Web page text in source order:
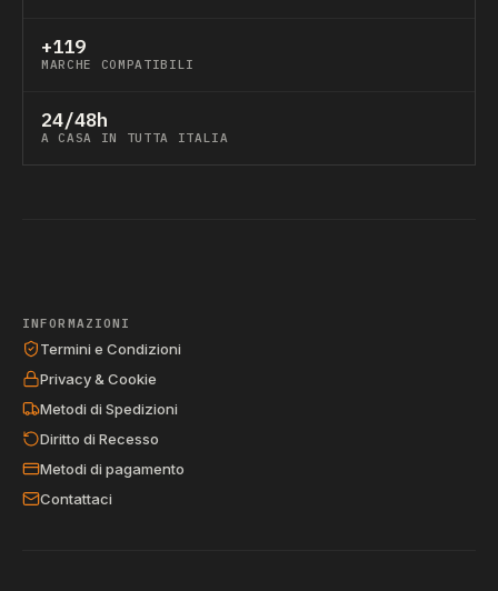
+119
MARCHE COMPATIBILI
24/48h
A CASA IN TUTTA ITALIA
INFORMAZIONI
Termini e Condizioni
Privacy & Cookie
Metodi di Spedizioni
Diritto di Recesso
Metodi di pagamento
Contattaci